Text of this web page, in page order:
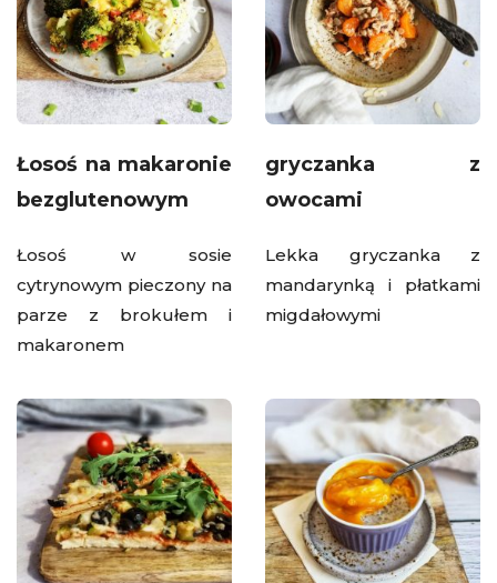
Łosoś na makaronie
bezglutenowym
Łosoś w sosie
cytrynowym pieczony na
parze z brokułem i
makaronem
gryczanka z
owocami
Lekka gryczanka z
mandarynką i płatkami
migdałowymi